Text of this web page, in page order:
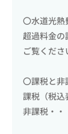
〇水道光熱
超過料金の
ご覧くださ
〇課税と非
課税（税込
非課税・・